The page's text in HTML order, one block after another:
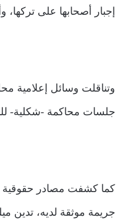
إجبار أصحابها على
وتناقلت وسائل إعلامية
جلسات محاكمة -شكلية-
جريمة موثقة لديه، تدين